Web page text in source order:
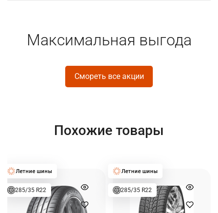
Максимальная выгода
Смореть все акции
Похожие товары
285/35 R22 285/35 R22